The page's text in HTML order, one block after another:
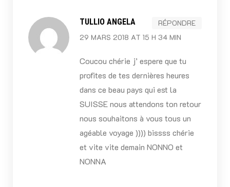
TULLIO ANGELA
29 MARS 2018 AT 15 H 34 MIN
RÉPONDRE
Coucou chérie j’ espere que tu
profites de tes dernières heures
dans ce beau pays qui est la
SUISSE nous attendons ton retour
nous souhaitons à vous tous un
agéable voyage )))) bissss chérie
et vite vite demain NONNO et
NONNA